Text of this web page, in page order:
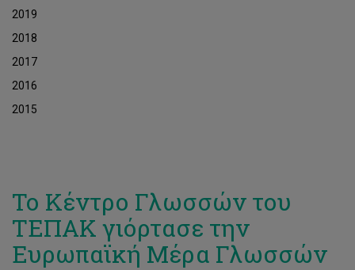
2019
2018
2017
2016
2015
Το Κέντρο Γλωσσών του
ΤΕΠΑΚ γιόρτασε την
Ευρωπαϊκή Μέρα Γλωσσών